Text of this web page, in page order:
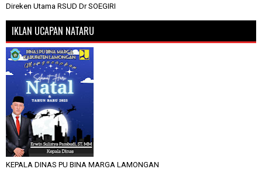
Direken Utama RSUD Dr SOEGIRI
IKLAN UCAPAN NATARU
KEPALA DINAS PU BINA MARGA LAMONGAN